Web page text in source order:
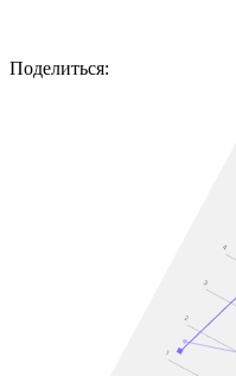
Поделиться: